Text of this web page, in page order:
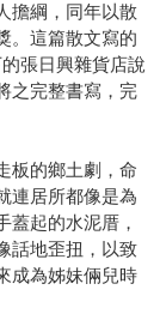
擔綱，同年以散
。這篇散文寫的
張日興雜貨店說
之完整書寫，完
板的鄉土劇，命
連居所都像是為
蓋起的水泥厝，
話地歪扭，以致
成為姊妹倆兒時